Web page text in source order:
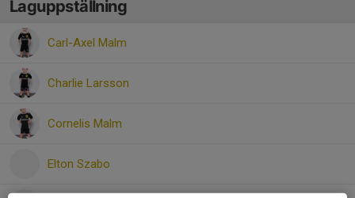
Laguppställning
Carl-Axel Malm
Charlie Larsson
Cornelis Malm
Elton Szabo